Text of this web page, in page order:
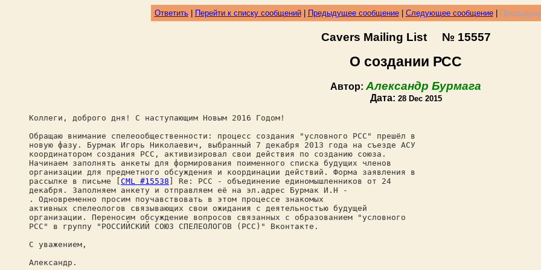
Ответить| Перейти к списку сообщений| Предыдущее сообщение| Следующее сообщение|
Cavers Mailing List № 15557
О создании РСС
Автор: Александр Бурмага
Дата: 28 Dec 2015
Коллеги, доброго дня! С наступающим Новым 2016 Годом!
Обращаю внимание спелеообщественности: процесс создания "условного РСС" прешёл в
новую фазу. Бурмак Игорь Николаевич, выбранный 7 декабря 2013 года на съезде АСУ
координатором создания РСС, активизировал свои действия по созданию союза.
Начинаем заполнять анкеты для формирования поименного списка будущих членов
организации для предметного обсуждения и координации действий. Форма заявления в
рассылке в письме [ CML #15538 ] Re: РСС - объединение единомышленников от 24
декабря. Заполняем анкету и отправляем её на эл.адрес Бурмак И.Н -
. Одновременно просим поучавствовать в этом процессе знакомых
активных спелеологов связывающих свои ожидания с деятельностью будущей
организации. Переносим обсуждение вопросов связанных с образованием "условного
РСС" в группу "РОССИЙСКИЙ СОЮЗ СПЕЛЕОЛОГОВ (РСС)" Вконтакте.
С уважением,
Александр.